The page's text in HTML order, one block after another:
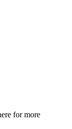
for more